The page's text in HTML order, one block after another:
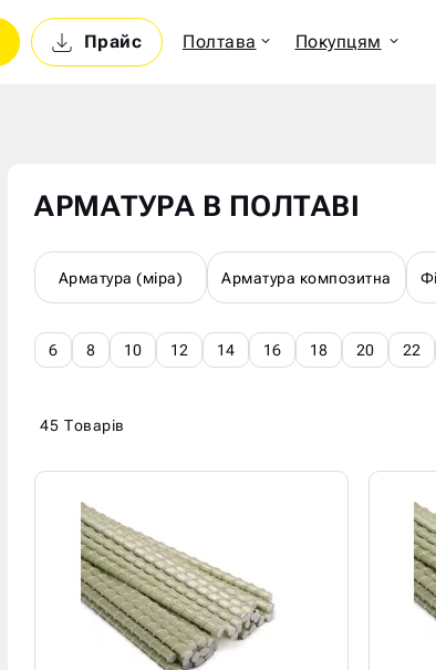
Прайс Полтава Покупцям
АРМАТУРА В ПОЛТАВІ
Арматура (міра) Арматура композитна
6 8 10 12 14 16 18 20 22
45 Товарів